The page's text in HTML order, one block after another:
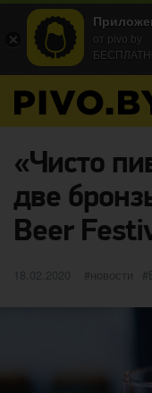
«Чисто
две
Beer
Опубликовано
18.02.2020 категории
новости
от pivo.by